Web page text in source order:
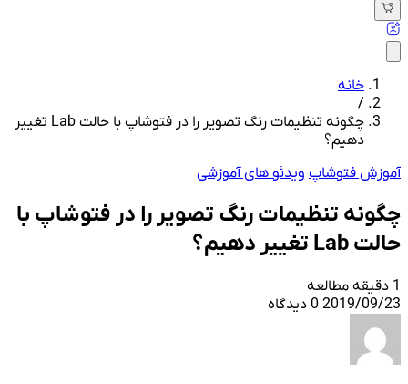
خانه
/
چگونه تنظیمات رنگ تصویر را در فتوشاپ با حالت Lab تغییر
دهیم؟
آموزش فتوشاپ ویدئو های آموزشی
چگونه تنظیمات رنگ تصویر را در فتوشاپ با
حالت Lab تغییر دهیم؟
2019/09/23 0 دیدگاه